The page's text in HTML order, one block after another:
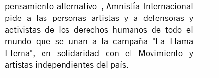
pensamiento alternativo–, Amnistía Internacional
pide a las personas artistas y a defensoras y
activistas de los derechos humanos de todo el
mundo que se unan a la campaña "La Llama
Eterna", en solidaridad con el Movimiento y
artistas independientes del país.